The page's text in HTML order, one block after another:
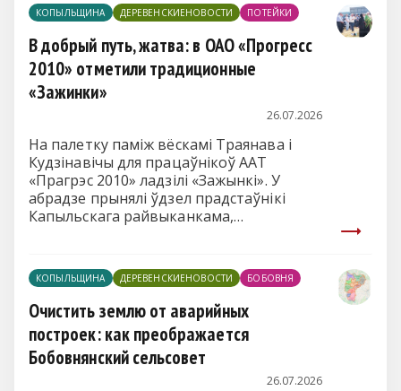
КОПЫЛЬЩИНА ДЕРЕВЕНСКИЕНОВОСТИ ПОТЕЙКИ
В добрый путь, жатва: в ОАО «Прогресс
2010» отметили традиционные
«Зажинки»
26.07.2026
На палетку паміж вёскамі Траянава і
Кудзінавічы для працаўнікоў ААТ
«Прагрэс 2010» ладзілі «Зажынкі». У
абрадзе прынялі ўдзел прадстаўнікі
Капыльскага райвыканкама,
здымку). Святочную праграму для
хлебаробаў арганізавалі і правялі
супрацоўнікі Капыльскага раённага
цэнтра культуры.
КОПЫЛЬЩИНА ДЕРЕВЕНСКИЕНОВОСТИ БОБОВНЯ
Очистить землю от аварийных
построек: как преображается
Бобовнянский сельсовет
26.07.2026